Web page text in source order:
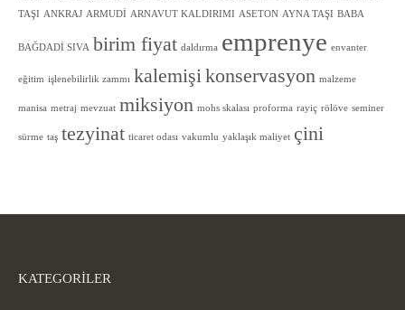
TAŞI ANKRAJ ARMUDİ ARNAVUT KALDIRIMI ASETON AYNA TAŞI BABA
BAĞDADİ SIVA birim fiyat daldırma emprenye envanter
eğitim işlenebilirlik zammı kalemişikonservasyon malzeme
manisa metraj mevzuat miksiyon mohs skalası proforma rayiç rölöve seminer
sürme taş tezyinat ticaret odası vakumlu yaklaşık maliyet çini
KATEGORILER